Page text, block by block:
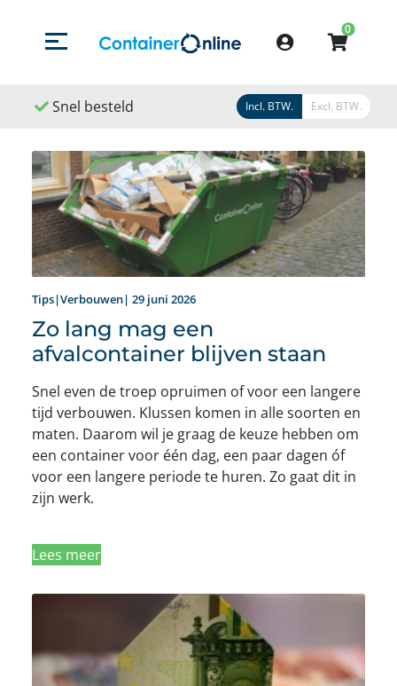
Menu openen/sluiten
Account
0
Snel geleverd Snel geregeld
Incl. BTW. Excl. BTW.
Tips|Verbouwen| 29 juni 2026
Zo lang mag een
afvalcontainer blijven staan
Snel even de troep opruimen of voor een langere
tijd verbouwen. Klussen komen in alle soorten en
maten. Daarom wil je graag de keuze hebben om
een container voor één dag, een paar dagen óf
voor een langere periode te huren. Zo gaat dit in
zijn werk.
Lees meer